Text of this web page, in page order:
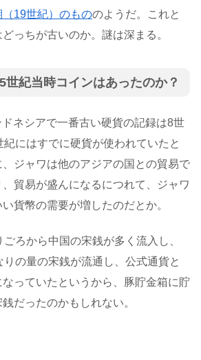
19世紀）のもののようだ。これと
っちが古いのか。謎は深まる。
世紀当時コインはあったのか？
ドネシアで一番古い硬貨の記録は8世
にはすでに硬貨が使われていたと
ジャワは他のアジアの国との貿易で
貿易が盛んになるにつれて、ジャワ
貨幣の需要が増したのだとか。
ろから中国の宋銭が多く流入し、
の量の宋銭が流通し、公式通貨と
っていたというから、豚貯金箱に貯
だったのかもしれない。